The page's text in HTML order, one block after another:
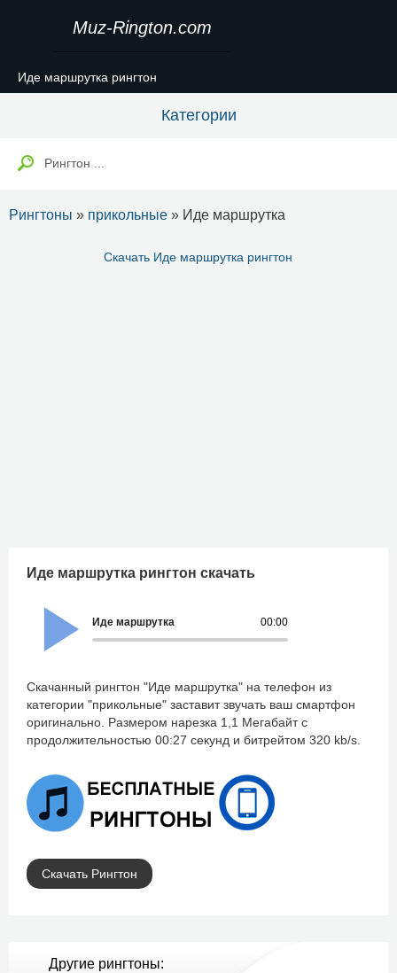
Muz-Rington.com
Иде маршрутка рингтон
Категории
Рингтоны » прикольные » Иде маршрутка
Скачать Иде маршрутка рингтон
Иде маршрутка рингтон скачать
00:00
Иде маршрутка
Скачанный рингтон "Иде маршрутка" на телефон из
категории "прикольные" заставит звучать ваш смартфон
оригинально. Размером нарезка 1,1 Мегабайт с
продолжительностью 00:27 секунд и битрейтом 320 kb/s.
Скачать Рингтон
Другие рингтоны: